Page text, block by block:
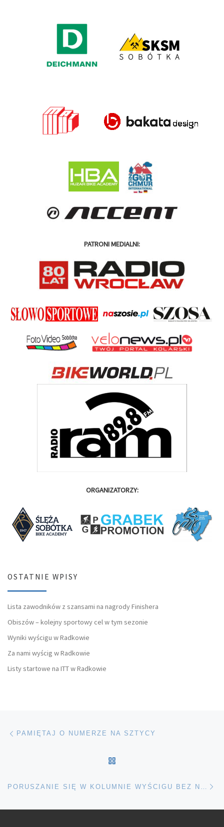
PATRONI MEDIALNI:
ORGANIZATORZY:
OSTATNIE WPISY
Lista zawodników z szansami na nagrody Finishera
Obiszów – kolejny sportowy cel w tym sezonie
Wyniki wyścigu w Radkowie
Za nami wyścig w Radkowie
Listy startowe na ITT w Radkowie
Nawigacja wpisu
PAMIĘTAJ O NUMERZE NA SZTYCY